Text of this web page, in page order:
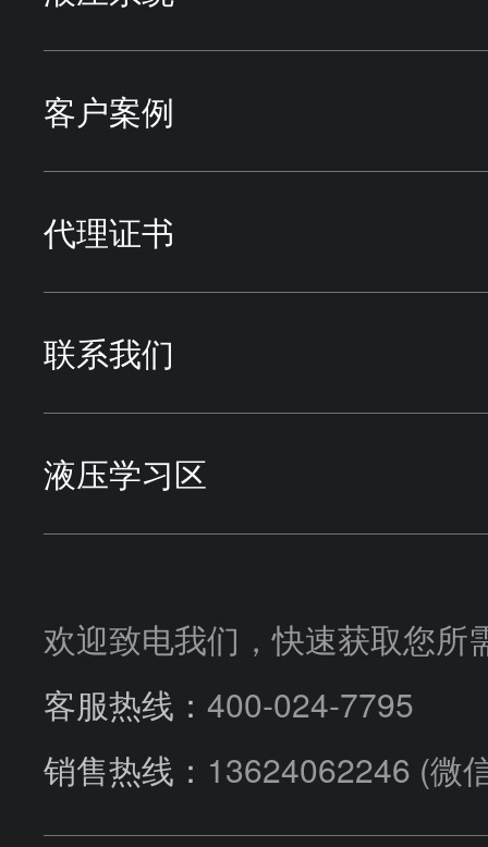
蓄能器
派克过滤
压力控制阀
流量控制阀
压力控制阀
流量控制阀
TOKYO KEIKI东京计器
VICKERS威格士
SUNFAB胜凡
HUADE华德
机床行业
冶金行业
液压阀块
汽车行业
客户案例
应用行业
液压系统案例
代理证书
联系我们
液压学习区
选型指导
欢迎致电我们，快速获取您所
客服热线： 400-024-7795
销售热线： 13624062246 (微